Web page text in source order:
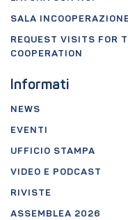
SALA
REQUEST VISITS FOR
COOPERATION
Informati
NEWS
EVENTI
UFFICIO STAMPA
VIDEO E PODCAST
RIVISTE
ASSEMBLEA 2026